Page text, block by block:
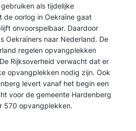
als tijdelijke
de oorlog in Oekraïne gaat
onvoorspelbaar. Daardoor
Oekraïners naar Nederland. De
regelen opvangplekken
Rijksoverheid verwacht dat er
opvangplekken nodig zijn. Ook
levert vanaf het begin een
voor de gemeente Hardenberg
570 opvangplekken.